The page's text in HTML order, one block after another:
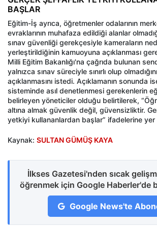
BAŞLAR
Eğitim-İş ayrıca, öğretmenler odalarının
evraklarının muhafaza edildiği alanlar
sınav güvenliği gerekçesiyle kameraların
yerleştirildiğinin kamuoyuna açıklanması
Milli Eğitim Bakanlığı'na çağrıda bulunan
yalnızca sınav süreciyle sınırlı olup
açıklanmasını istedi. Açıklamanın sonunda
sisteminde asıl denetlenmesi gerekenlerin
belirleyen yöneticiler olduğu belirtilerek,
altına almak güvenlik değil, güvensizliktir.
yetkiyi kullananlardan başlar” ifadelerine yer
Kaynak: SULTAN GÜMÜŞ KAYA
İlkses Gazetesi'nden sıcak
öğrenmek için Google Haberler'de
Google News'te